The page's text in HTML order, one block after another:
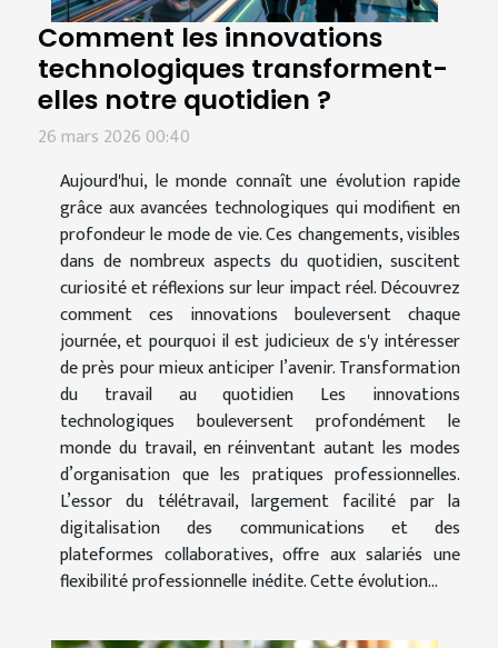
Comment les innovations
technologiques transforment-
elles notre quotidien ?
26 mars 2026 00:40
Aujourd'hui, le monde connaît une évolution rapide
grâce aux avancées technologiques qui modifient en
profondeur le mode de vie. Ces changements, visibles
dans de nombreux aspects du quotidien, suscitent
curiosité et réflexions sur leur impact réel. Découvrez
comment ces innovations bouleversent chaque
journée, et pourquoi il est judicieux de s'y intéresser
de près pour mieux anticiper l’avenir. Transformation
du travail au quotidien Les innovations
technologiques bouleversent profondément le
monde du travail, en réinventant autant les modes
d’organisation que les pratiques professionnelles.
L’essor du télétravail, largement facilité par la
digitalisation des communications et des
plateformes collaboratives, offre aux salariés une
flexibilité professionnelle inédite. Cette évolution...